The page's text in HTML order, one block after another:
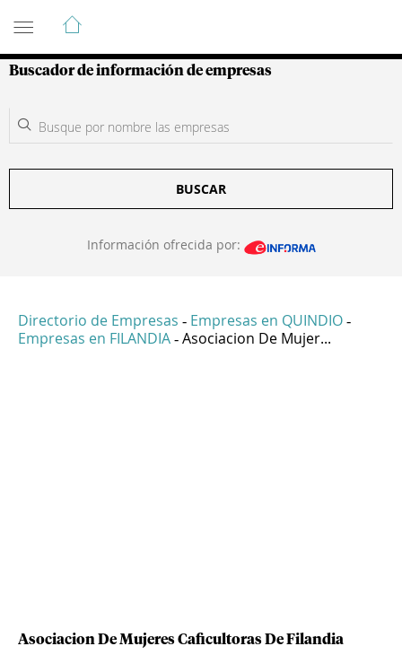
Guía de Empresas Colombianas
Buscador de información de empresas
BUSCAR
Información ofrecida por:
Directorio de Empresas - Empresas en QUINDIO -
Empresas en FILANDIA - Asociacion De Mujer...
Asociacion De Mujeres Caficultoras De Filandia